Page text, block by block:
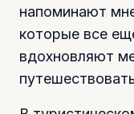
напоминают
которые все
вдохновляют